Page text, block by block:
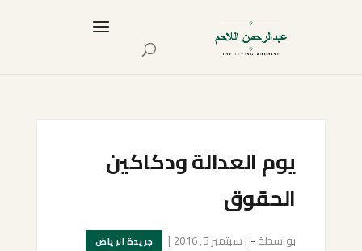
يوم العدالة ودكاكين
الحقوق
بواسطة -
| سبتمبر 5, 2016 | جريدة الرياض